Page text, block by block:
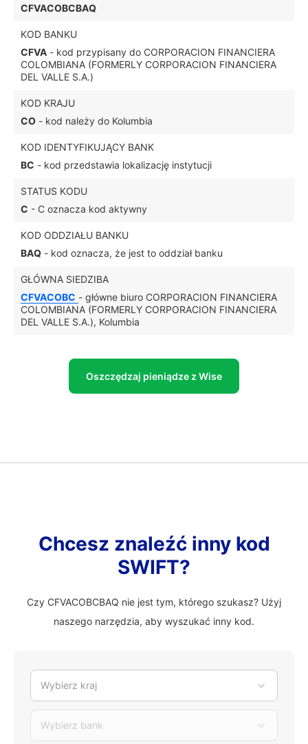
CFVACOBCBAQ
KOD BANKU
CFVA - kod przypisany do CORPORACION FINANCIERA
COLOMBIANA (FORMERLY CORPORACION FINANCIERA
DEL VALLE S.A.)
KOD KRAJU
CO - kod należy do Kolumbia
KOD IDENTYFIKUJĄCY BANK
BC - kod przedstawia lokalizację instytucji
STATUS KODU
C - C oznacza kod aktywny
KOD ODDZIAŁU BANKU
BAQ - kod oznacza, że jest to oddział banku
GŁÓWNA SIEDZIBA
CFVACOBC - główne biuro CORPORACION FINANCIERA
COLOMBIANA (FORMERLY CORPORACION FINANCIERA
DEL VALLE S.A.), Kolumbia
Oszczędzaj pieniądze z Wise
Chcesz znaleźć inny kod
SWIFT?
Czy CFVACOBCBAQ nie jest tym, którego szukasz? Użyj
naszego narzędzia, aby wyszukać inny kod.
Wybierz kraj
Wybierz bank